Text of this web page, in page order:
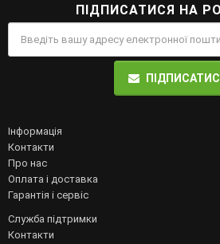
ПІДПИСАТИСЯ НА
Інформація
Контакти
Про нас
Оплата і доставка
Гарантія і сервіс
Служба підтримки
Контакти